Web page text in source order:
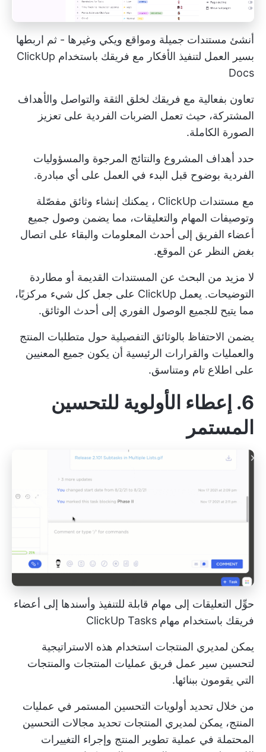
أنشئ مستندات جميلة ومواقع ويكي وغيرها - ثم اربطها
بسير العمل لتنفيذ الأفكار مع فريقك باستخدام ClickUp
Docs
تعاون بفعالية مع فريقك لخلق الثقة والتواصل والأهداف
المشتركة، حيث تعمل الضربات الفردية على تعزيز
الصورة الكاملة.
حدد أهداف المشروع والنتائج المرجوة والمسؤوليات
الفردية بوضوح قبل البدء في العمل على أي مبادرة.
مع مستندات ClickUp
، يمكنك إنشاء وثائق مفصّلة
وتوصيفات المهام والتعليقات، مما يضمن وصول جميع
أعضاء الفريق إلى أحدث المعلومات والبقاء على اتصال
بغض النظر عن الموقع.
لا مزيد من البحث عن المستندات القديمة أو مطاردة
التوضيحات. يعمل ClickUp على جعل كل شيء مركزيًا،
مما يتيح للجميع الوصول الفوري إلى أحدث الوثائق.
يضمن الاحتفاظ بالوثائق التفصيلية حول متطلبات المنتج
والعمليات والقرارات الرئيسية أن يكون جميع المعنيين
على اطلاع تام ومتناسق.
6. إعطاء الأولوية للتحسين
المستمر
حوِّل التعليقات إلى مهام قابلة للتنفيذ وأسندها إلى أعضاء
فريقك باستخدام مهام ClickUp Tasks
يمكن لمديري المنتجات استخدام هذه الاستراتيجية
لتحسين سير عمل فريق عمليات المنتجات والمنتجات
التي يقومون ببنائها.
من خلال تحديد أولويات التحسين المستمر في عمليات
المنتج، يمكن لمديري المنتجات تحديد مجالات التحسين
المحتملة في عملية تطوير المنتج وإجراء التغييرات